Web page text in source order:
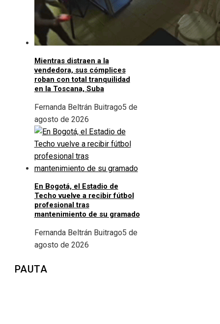
Mientras distraen a la
vendedora, sus cómplices
roban con total tranquilidad
en la Toscana, Suba
Fernanda Beltrán Buitrago5 de
agosto de 2026
En Bogotá, el Estadio de
Techo vuelve a recibir fútbol
profesional tras
mantenimiento de su gramado
Fernanda Beltrán Buitrago5 de
agosto de 2026
PAUTA